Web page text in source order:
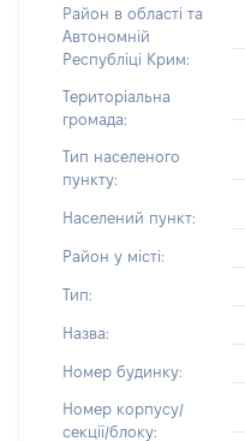
Район в області та
Автономній
Республіці Крим:
Територіальна
громада:
Тип населеного
пункту:
Населений пункт:
Район у місті:
Тип:
Назва:
Номер будинку:
Номер корпусу/
секції/блоку: